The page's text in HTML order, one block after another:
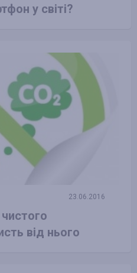
у світі?
23.06.2016
від нього